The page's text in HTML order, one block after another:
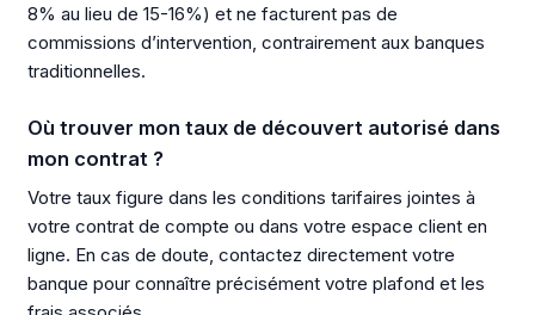
8% au lieu de 15-16%) et ne facturent pas de
commissions d’intervention, contrairement aux banques
traditionnelles.
Où trouver mon taux de découvert autorisé dans
mon contrat ?
Votre taux figure dans les conditions tarifaires jointes à
votre contrat de compte ou dans votre espace client en
ligne. En cas de doute, contactez directement votre
banque pour connaître précisément votre plafond et les